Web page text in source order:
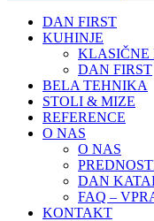
DAN FIRST
KUHINJE
KLASIČNE
DAN FIRST
BELA TEHNIKA
STOLI & MIZE
REFERENCE
O NAS
O NAS
DAN
FAQ –
KONTAKT